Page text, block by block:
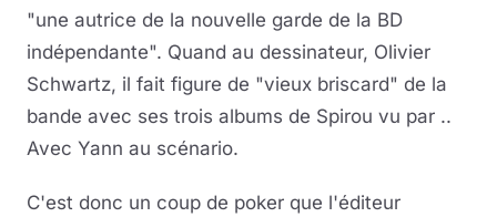
"une autrice de la nouvelle garde de la BD
indépendante". Quand au dessinateur, Olivier
Schwartz, il fait figure de "vieux briscard" de la
bande avec ses trois albums de Spirou vu par ..
Avec Yann au scénario.
C'est donc un coup de poker que l'éditeur